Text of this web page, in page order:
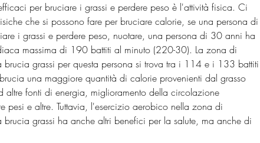
per bruciare i grassi e perdere peso è l'attività fisica. Ci
che si possono fare per bruciare calorie, se una persona di
i grassi e perdere peso, nuotare, una persona di 30 anni ha
massima di 190 battiti al minuto (220-30). La zona di
brucia grassi per questa persona si trova tra i 114 e i 133 battiti
una maggiore quantità di calorie provenienti dal grasso
altre fonti di energia, miglioramento della circolazione
pesi e altre. Tuttavia, l'esercizio aerobico nella zona di
grassi ha anche altri benefici per la salute, ma anche di